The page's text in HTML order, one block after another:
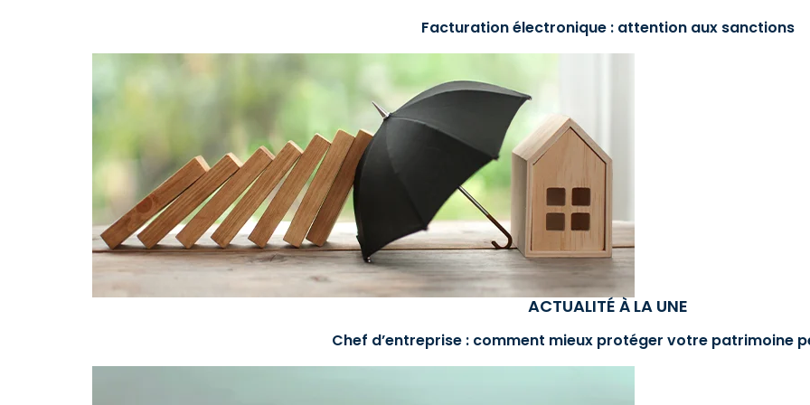
Facturation électronique : attention aux sanctions
ACTUALITÉ À LA UNE
Chef d’entreprise : comment mieux protéger votre patrimoine